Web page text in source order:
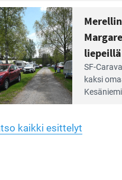
on 130
kaa sekä
paikkaa
liepeillä
SF-
kaksi
kaikki esittelyt